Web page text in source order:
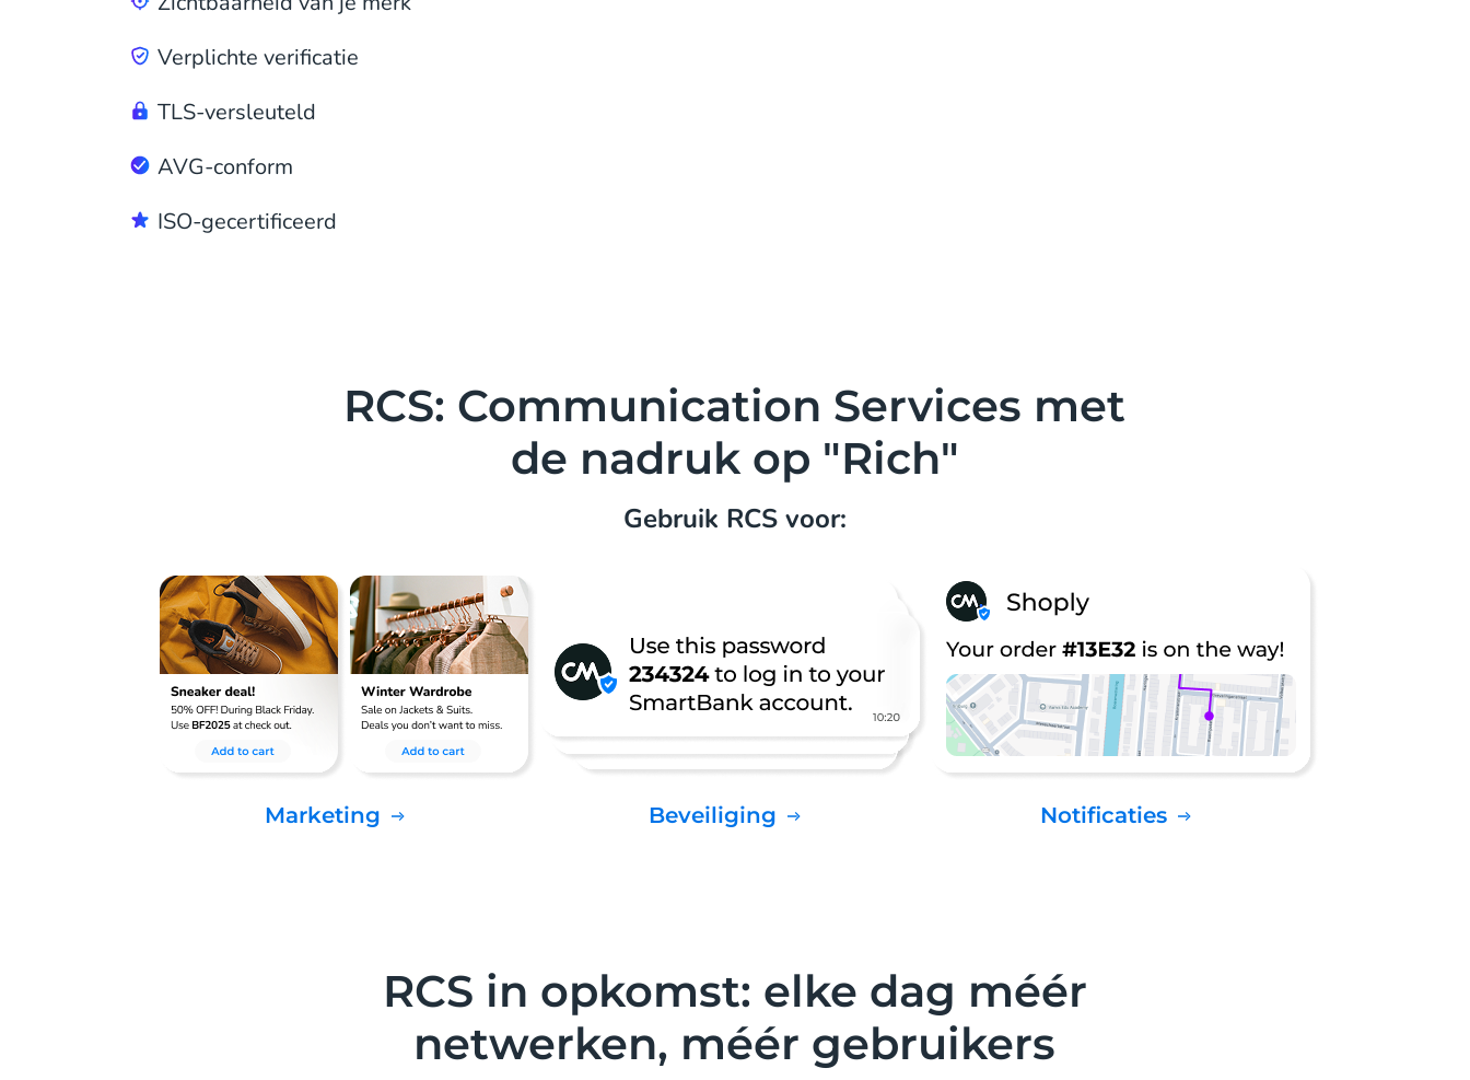
Verplichte verificatie
TLS-versleuteld
AVG-conform
ISO-gecertificeerd
RCS: Communication Services met
de nadruk op "Rich"
Gebruik RCS voor:
Marketing Beveiliging Notificaties
RCS in opkomst: elke dag méér
netwerken, méér gebruikers